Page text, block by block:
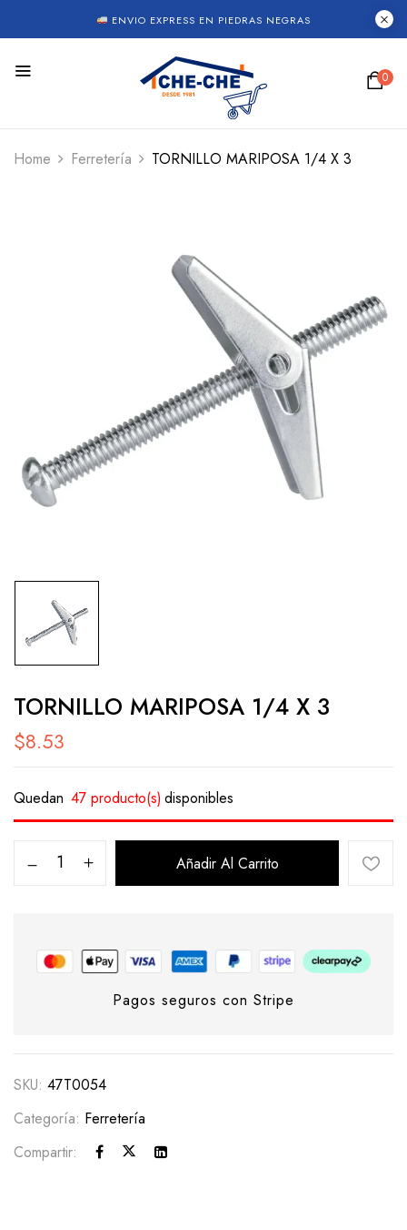
ENVIO EXPRESS EN PIEDRAS NEGRAS
0
Home Ferretería TORNILLO MARIPOSA 1/4 X 3
TORNILLO MARIPOSA 1/4 X 3
$8.53
Quedan 47 producto(s) disponibles
Añadir Al Carrito
Pagos seguros con Stripe
SKU: 47T0054
Categoría: Ferretería
Compartir: